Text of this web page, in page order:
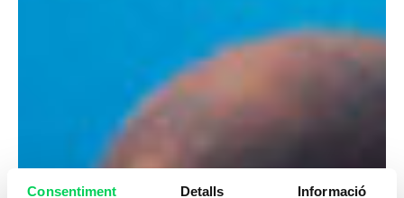
Consentiment Detalls Informació